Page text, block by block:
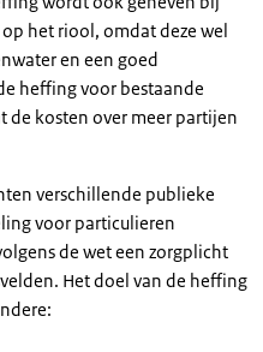
het riool, omdat deze wel
en een goed
heffing voor bestaande
de kosten over meer partijen
verschillende publieke
voor particulieren
de wet een zorgplicht
Het doel van de heffing